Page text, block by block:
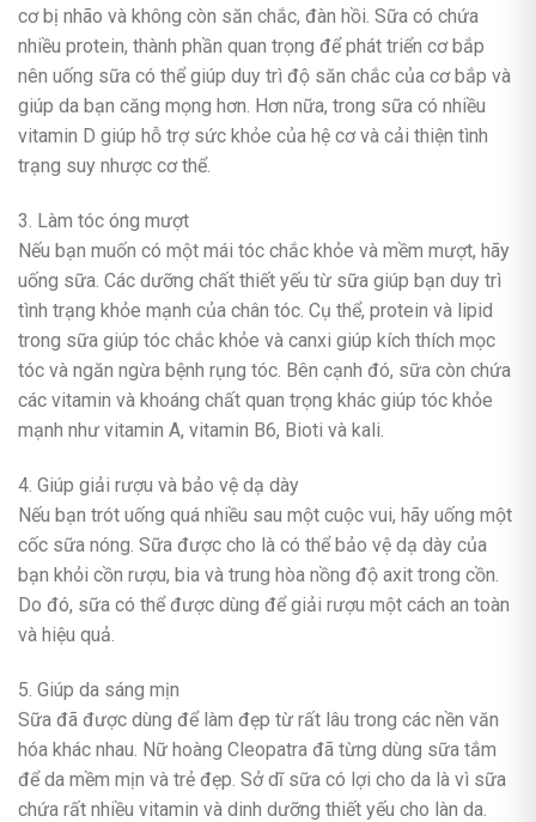
cơ bị nhão và không còn săn chắc, đàn hồi. Sữa có chứa
nhiều protein, thành phần quan trọng để phát triển cơ bắp
nên uống sữa có thể giúp duy trì độ săn chắc của cơ bắp và
giúp da bạn căng mọng hơn. Hơn nữa, trong sữa có nhiều
vitamin D giúp hỗ trợ sức khỏe của hệ cơ và cải thiện tình
trạng suy nhược cơ thể.
3. Làm tóc óng mượt
Nếu bạn muốn có một mái tóc chắc khỏe và mềm mượt, hãy
uống sữa. Các dưỡng chất thiết yếu từ sữa giúp bạn duy trì
tình trạng khỏe mạnh của chân tóc. Cụ thể, protein và lipid
trong sữa giúp tóc chắc khỏe và canxi giúp kích thích mọc
tóc và ngăn ngừa bệnh rụng tóc. Bên cạnh đó, sữa còn chứa
các vitamin và khoáng chất quan trọng khác giúp tóc khỏe
mạnh như vitamin A, vitamin B6, Bioti và kali.
4. Giúp giải rượu và bảo vệ dạ dày
Nếu bạn trót uống quá nhiều sau một cuộc vui, hãy uống một
cốc sữa nóng. Sữa được cho là có thể bảo vệ dạ dày của
bạn khỏi cồn rượu, bia và trung hòa nồng độ axit trong cồn.
Do đó, sữa có thể được dùng để giải rượu một cách an toàn
và hiệu quả.
5. Giúp da sáng mịn
Sữa đã được dùng để làm đẹp từ rất lâu trong các nền văn
hóa khác nhau. Nữ hoàng Cleopatra đã từng dùng sữa tắm
để da mềm mịn và trẻ đẹp. Sở dĩ sữa có lợi cho da là vì sữa
chứa rất nhiều vitamin và dinh dưỡng thiết yếu cho làn da.